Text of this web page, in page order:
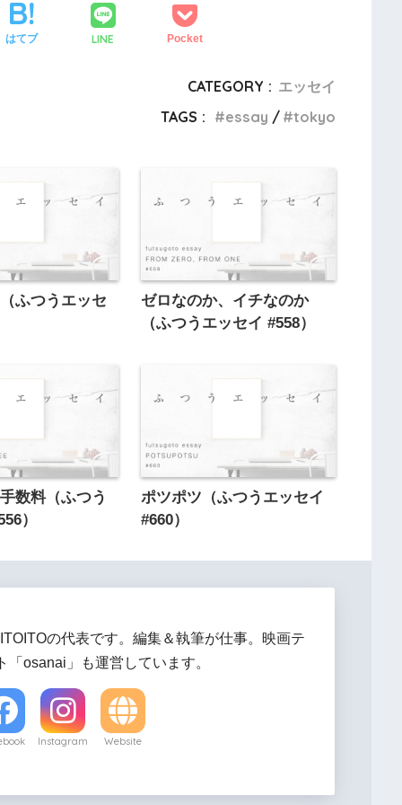
はてブ LINE Pocket
CATEGORY : エッセイ
TAGS :
essay tokyo
ふつうエッセ
ゼロなのか、イチなのか
（ふつうエッセイ #558）
数料（ふつう
）
ポツポツ（ふつうエッセイ
#660）
の代表です。編集＆執筆が仕事。映画テ
「osanai」も運営しています。
Instagram Website